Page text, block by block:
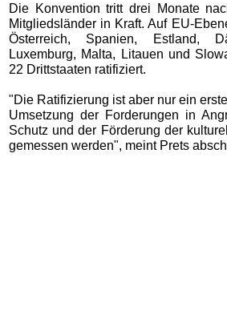
Die Konvention tritt drei Monate
Mitgliedsländer in Kraft. Auf EU-
Österreich, Spanien, Estland,
Luxemburg, Malta, Litauen und
22 Drittstaaten ratifiziert.
"Die Ratifizierung ist aber nur ein
Umsetzung der Forderungen in
Schutz und der Förderung der
gemessen werden", meint Prets